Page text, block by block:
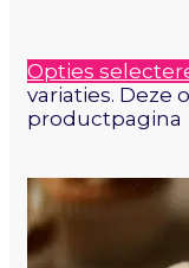
Opties
variaties. Deze
productpagina